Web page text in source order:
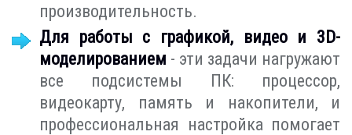
производительность.
Для работы с графикой, видео и 3D-
моделированием - эти задачи нагружают
все подсистемы ПК: процессор,
видеокарту, память и накопители, и
профессиональная настройка помогает